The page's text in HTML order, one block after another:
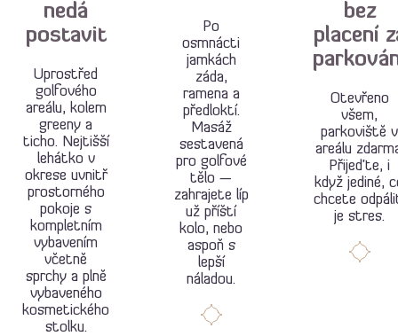
nedá
postavit
Uprostřed
golfového
areálu, kolem
greeny a
ticho. Nejtišší
lehátko v
okrese uvnitř
prostorného
pokoje s
kompletním
vybavením
včetně
sprchy a plně
vybaveného
kosmetického
stolku.
Po
osmnácti
jamkách
záda,
ramena a
předloktí.
Masáž
sestavená
pro golfové
tělo —
zahrajete líp
už příští
kolo, nebo
aspoň s
lepší
náladou.
bez
placení
Otevřeno
všem,
parkoviště v
areálu
Přijeďte, i
když jediné,
chcete
je stres.